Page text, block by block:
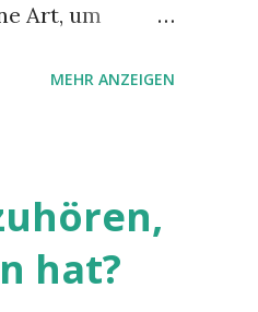
Art, um
MEHR ANZEIGEN
hat?